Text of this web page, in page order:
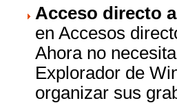
Acceso directo
en Accesos
Ahora no
Explorador de
organizar sus